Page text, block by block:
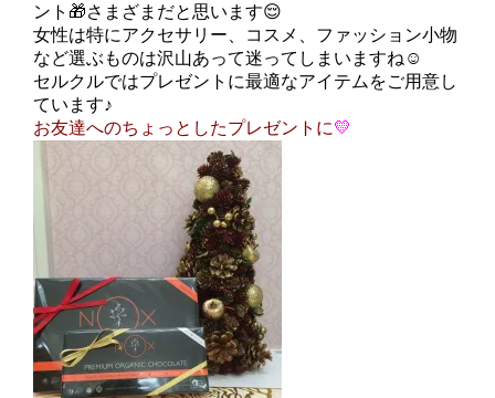
ント🎁さまざまだと思います😌
女性は特にアクセサリー、コスメ、ファッション小物
など選ぶものは沢山あって迷ってしまいますね☺️
セルクルではプレゼントに最適なアイテムをご用意し
ています♪
お友達へのちょっとしたプレゼントに💛